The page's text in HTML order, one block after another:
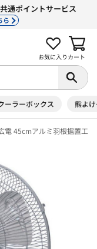
共通ポイントサービス
ら
お気に入り カート
ーラーボックス 熊よ
電 45cmアルミ羽根据置工業